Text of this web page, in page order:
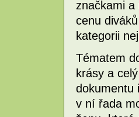
značkami
cenu
kategorii
Tématem
krásy a
dokumentu
v ní řada